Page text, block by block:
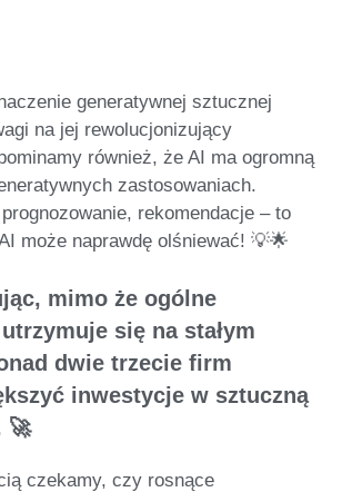
generatywnej sztucznej
na jej rewolucjonizujący
również, że AI ma ogromną
zastosowaniach.
rekomendacje – to
może naprawdę olśniewać! 💡🌟
mimo że ogólne
się na stałym
dwie trzecie firm
inwestycje w sztuczną
🚀
czekamy, czy rosnące